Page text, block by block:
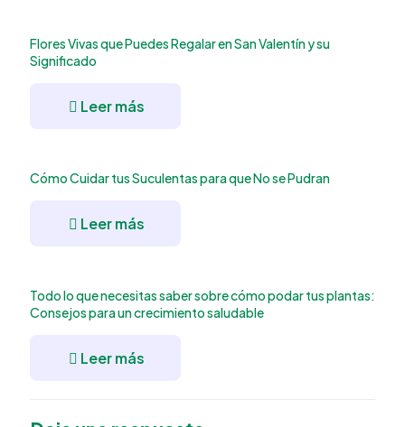
Flores Vivas que Puedes Regalar en San Valentín y su
Significado
Leer más
Cómo Cuidar tus Suculentas para que No se Pudran
Leer más
Todo lo que necesitas saber sobre cómo podar tus plantas:
Consejos para un crecimiento saludable
Leer más